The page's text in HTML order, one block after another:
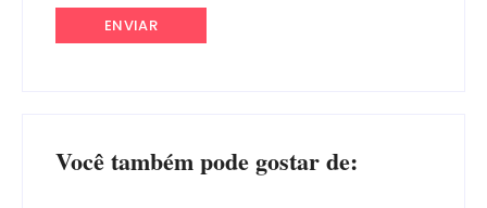
Você também pode gostar de: